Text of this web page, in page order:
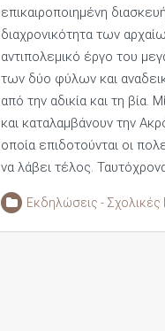
επικαιροποιημένη
διαχρονικότητα των
αντιπολεμικό έργο του
των δύο φύλων και
από την αδικία και τη βία.
και καταλαμβάνουν την
οποία επιδοτούνται οι
να λάβει τέλος.
Εκδηλώσεις - Σχολικές